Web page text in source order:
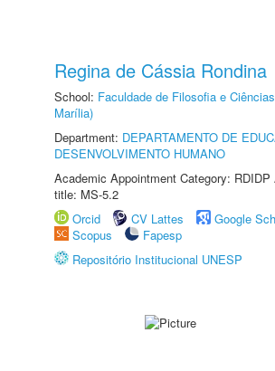
Regina de Cássia Rondina
School: Faculdade de Filosofia e
Marília)
Department: DEPARTAMENTO DE
DESENVOLVIMENTO HUMANO
Academic Appointment Category: RDIDP
title: MS-5.2
Orcid
CV Lattes
Google
Scopus
Fapesp
Repositório Institucional UNESP